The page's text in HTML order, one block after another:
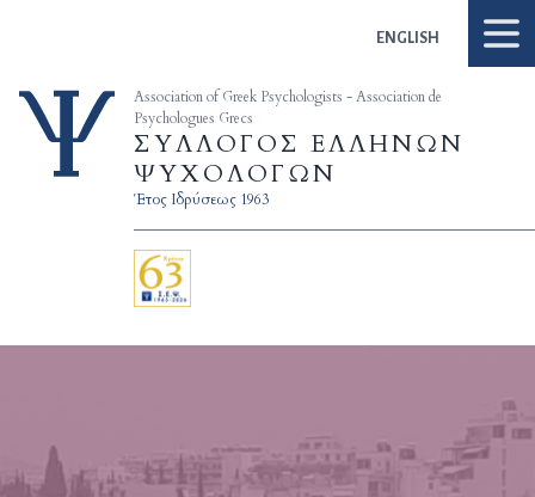
ENGLISH
Association of Greek Psychologists - Association de
Psychologues Grecs
ΣΥΛΛΟΓΟΣ ΕΛΛΗΝΩΝ
ΨΥΧΟΛΟΓΩΝ
Έτος Ιδρύσεως 1963